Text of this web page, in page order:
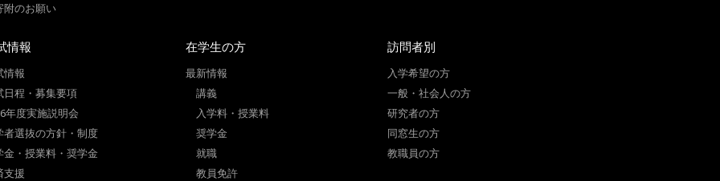
附のお願い
情報
情報
日程・募集要項
年度実施説明会
者選抜の方針・制度
金・授業料・奨学金
支援
在学生の方
最新情報
講義
入学料・授業料
奨学金
就職
教員免許
訪問者別
入学希望の方
一般・社会人の方
研究者の方
同窓生の方
教職員の方